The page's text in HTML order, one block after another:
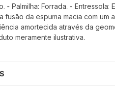
- Palmilha: Forrada. - Entressola:
fusão da espuma macia com um
amortecida através da
meramente ilustrativa.